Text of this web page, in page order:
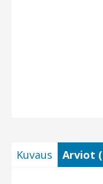
Kuvaus Arviot